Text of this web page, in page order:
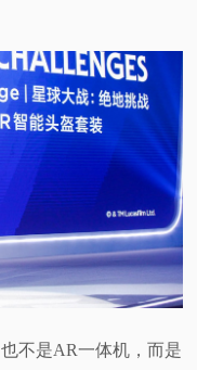
不是AR一体机，而是